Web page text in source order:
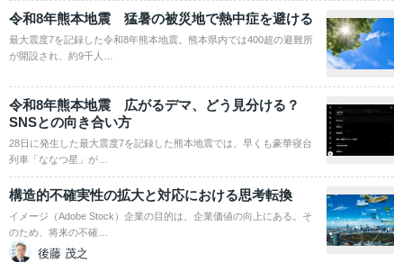
令和8年熊本地震 猛暑の被災地で熱中症を避ける
最大震度7を記録した令和8年熊本地震。熊本県内では400超の避難所
が開設され、約9千人…
令和8年熊本地震 広がるデマ、どう見分ける？
SNSとの向き合い方
28日に発生した最大震度7を記録した熊本地震では、早くも豪華寝台
列車「ななつ星」が…
構造的不確実性の拡大と対応における思考転換
イメージ（Adobe Stock）企業の目的は、企業価値の向上にある。そ
のため、将来の不確…
後藤 茂之